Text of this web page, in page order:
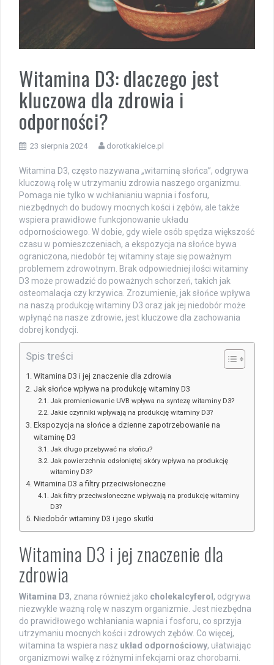
Witamina D3: dlaczego jest
kluczowa dla zdrowia i
odporności?
23 sierpnia 2024 dorotkakielce.pl
Witamina D3, często nazywana „witaminą słońca”, odgrywa
kluczową rolę w utrzymaniu zdrowia naszego organizmu.
Pomaga nie tylko w wchłanianiu wapnia i fosforu,
niezbędnych do budowy mocnych kości i zębów, ale także
wspiera prawidłowe funkcjonowanie układu
odpornościowego. W dobie, gdy wiele osób spędza większość
czasu w pomieszczeniach, a ekspozycja na słońce bywa
ograniczona, niedobór tej witaminy staje się poważnym
problemem zdrowotnym. Brak odpowiedniej ilości witaminy
D3 może prowadzić do poważnych schorzeń, takich jak
osteomalacja czy krzywica. Zrozumienie, jak słońce wpływa
na naszą produkcję witaminy D3 oraz jak jej niedobór może
wpłynąć na nasze zdrowie, jest kluczowe dla zachowania
dobrej kondycji.
Spis treści
Witamina D3 i jej znaczenie dla zdrowia
Jak słońce wpływa na produkcję witaminy D3
Jak promieniowanie UVB wpływa na syntezę witaminy D3?
Jakie czynniki wpływają na produkcję witaminy D3?
Ekspozycja na słońce a dzienne zapotrzebowanie na
witaminę D3
Jak długo przebywać na słońcu?
Jak powierzchnia odsłoniętej skóry wpływa na produkcję
witaminy D3?
Witamina D3 a filtry przeciwsłoneczne
Jak filtry przeciwsłoneczne wpływają na produkcję witaminy
D3?
Niedobór witaminy D3 i jego skutki
Witamina D3 i jej znaczenie dla
zdrowia
Witamina D3, znana również jako cholekalcyferol , odgrywa
niezwykle ważną rolę w naszym organizmie. Jest niezbędna
do prawidłowego wchłaniania wapnia i fosforu, co sprzyja
utrzymaniu mocnych kości i zdrowych zębów. Co więcej,
witamina ta wspiera nasz układ odpornościowy, ułatwiając
organizmowi walkę z różnymi infekcjami oraz chorobami.